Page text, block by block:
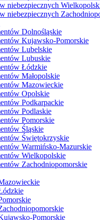
niebezpiecznych
niebezpiecznych
Dolnośląskie
Kujawsko-Pomorskie
Lubelskie
Lubuskie
Łódzkie
Małopolskie
Mazowieckie
Opolskie
Podkarpackie
Podlaskie
Pomorskie
Śląskie
Świętokrzyskie
Warmińsko-Mazurskie
Wielkopolskie
Zachodniopomorskie
Pomorskie